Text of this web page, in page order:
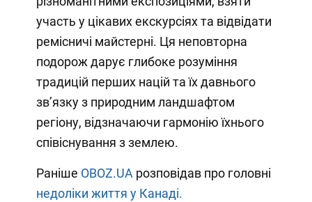
участь у цікавих екскурсіях та відвідати
ремісничі майстерні. Ця неповторна
подорож дарує глибоке розуміння
традицій перших націй та їх давнього
зв’язку з природним ландшафтом
регіону, відзначаючи гармонію їхнього
співіснування з землею.
Раніше OBOZ.UA розповідав про головні
недоліки життя у Канаді.